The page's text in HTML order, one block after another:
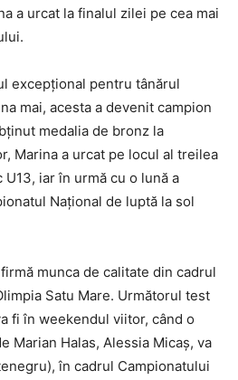
a urcat la finalul zilei pe cea mai
excepțional pentru tânărul
mai, acesta a devenit campion
medalia de bronz la
Marina a urcat pe locul al treilea
iar în urmă cu o lună a
Național de luptă la sol
munca de calitate din cadrul
Satu Mare. Următorul test
fi în weekendul viitor, când o
Marian Halas, Alessia Micaș, va
în cadrul Campionatului